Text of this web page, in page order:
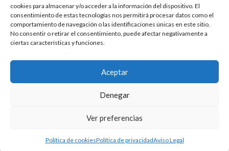
cookies para almacenar y/o acceder a la información del dispositivo. El
consentimiento de estas tecnologías nos permitirá procesar datos como el
comportamiento de navegación o las identificaciones únicas en este sitio.
No consentir o retirar el consentimiento, puede afectar negativamente a
ciertas características y funciones.
Aceptar
Denegar
Ver preferencias
Política de cookiesPolítica de privacidadAviso Legal
Política de cookies
Marketing digital y posicionamiento porAgencia SEO
Mussara.com